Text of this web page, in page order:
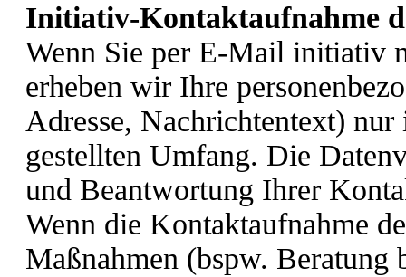
Initiativ-Kontaktaufnahme
Wenn Sie per E-Mail initiativ
erheben wir Ihre
Adresse, Nachrichtentext)
gestellten Umfang. Die
und Beantwortung Ihrer
Wenn die Kontaktaufnahme
Maßnahmen (bspw. Beratung